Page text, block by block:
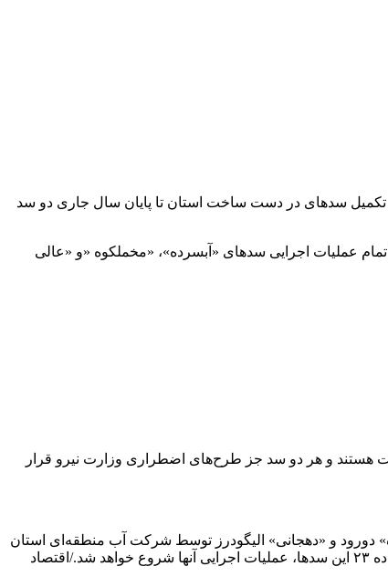
تکمیل سدهای در دست ساخت استان تا پایان سال جاری دو سد
عملیات اجرایی سدهای «آبسرده»، «مخملکوه «و «عالی
هستند و هر دو سد جز طرح‌های اضطراری وزارت نیرو قرار
کوهدشت، «ماربره» دورود و «دهجانی» الیگودرز توسط شرکت آب منطقه‌ای استان
و مطالعات سدهای «چولهول» شهرستان پلدختر و «ده پهلوان» شهر نورآباد توسط شرکت توسعه آب نیرو در حال پیگیر ایست که با اخذ مجوز ماده ۲۳ این سدها، عملیات اجرایی آنها شروع خواهد شد./اقتصاد